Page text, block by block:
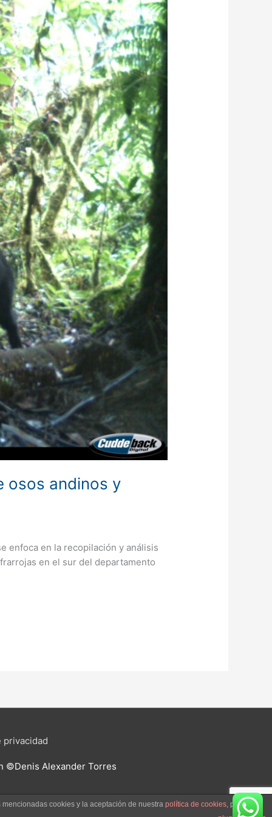
osos andinos y
enfoca en la recopilación y análisis
en el sur del departamento
privacidad
©Denis Alexander Torres
cookies y la aceptación de nuestra política de cookies, pinche el